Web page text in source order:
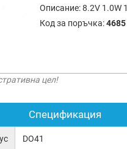
Описание:8.2V 1.0W
Код за поръчка:4685
цел!
Спецификация
DO41